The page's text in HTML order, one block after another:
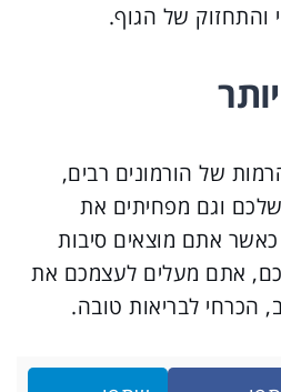
והתחזוק של הגוף.
של הורמונים רבים,
וגם מפחיתים את
אתם מוצאים סיבות
אתם מעלים לעצמכם את
הכרחי לבריאות טובה.